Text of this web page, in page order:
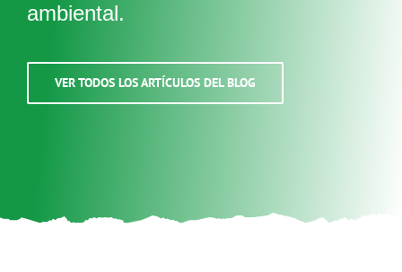
ambiental.
VER TODOS LOS ARTÍCULOS DEL BLOG